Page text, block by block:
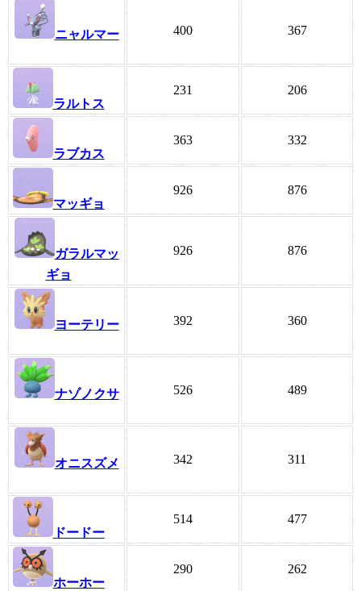
ニャルマー 400 367
ラルトス
231 206
ラブカス
363 332
マッギョ
926 876
ガラルマッ
ギョ
926 876
ヨーテリー 392 360
ナゾノクサ 526 489
オニスズメ 342 311
ドードー
514 477
ホーホー
290 262